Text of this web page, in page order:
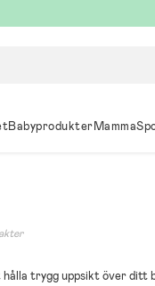
BabyprodukterMamma
trygg uppsikt över ditt